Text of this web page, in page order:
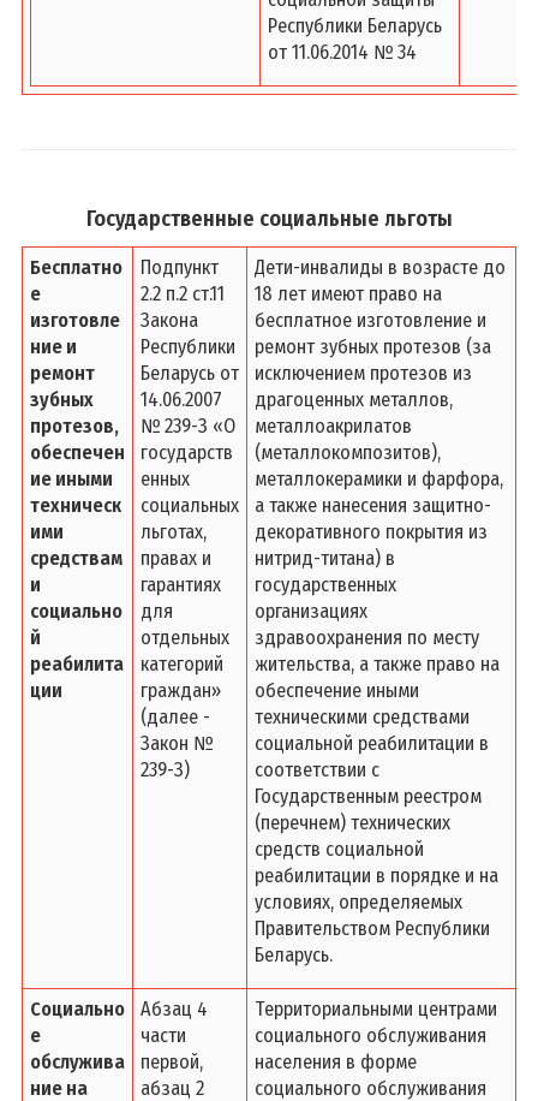
Республики Беларусь
от 11.06.2014 № 34
Государственные социальные льготы
Бесплатно
е
изготовле
ние и
ремонт
зубных
протезов,
обеспечен
ие иными
техническ
ими
средствам
и
социально
й
реабилита
ции
Подпункт
2.2 п.2 ст.11
Закона
Республики
Беларусь от
14.06.2007
№ 239-З «О
государств
енных
социальных
льготах,
правах и
гарантиях
для
отдельных
категорий
граждан»
(далее -
Закон №
239-З)
Дети-инвалиды в возрасте до
18 лет имеют право на
бесплатное изготовление и
ремонт зубных протезов (за
исключением протезов из
драгоценных металлов,
металлоакрилатов
(металлокомпозитов),
металлокерамики и фарфора,
а также нанесения защитно-
декоративного покрытия из
нитрид-титана) в
государственных
организациях
здравоохранения по месту
жительства, а также право на
обеспечение иными
техническими средствами
социальной реабилитации в
соответствии с
Государственным реестром
(перечнем) технических
средств социальной
реабилитации в порядке и на
условиях, определяемых
Правительством Республики
Беларусь.
Социально
е
обслужива
ние на
Абзац 4
части
первой,
абзац 2
Территориальными центрами
социального обслуживания
населения в форме
социального обслуживания